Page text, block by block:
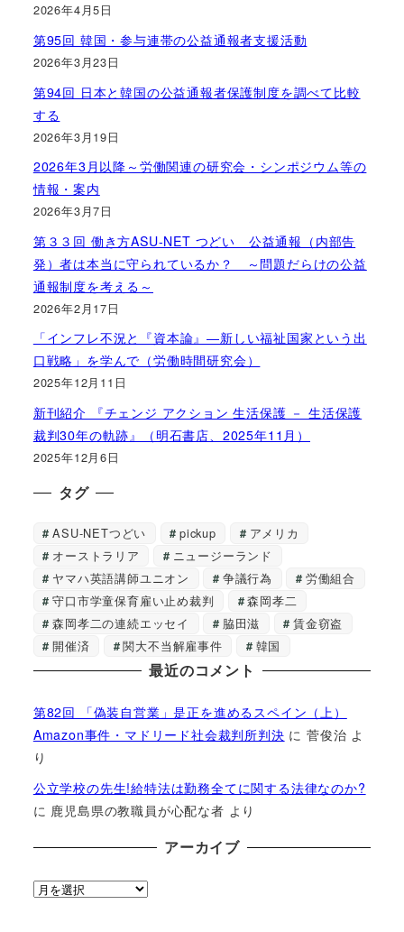
2026年4月5日
第95回 韓国・参与連帯の公益通報者支援活動
2026年3月23日
第94回 日本と韓国の公益通報者保護制度を調べて比較
する
2026年3月19日
2026年3月以降～労働関連の研究会・シンポジウム等の
情報・案内
2026年3月7日
第３３回 働き方ASU-NET つどい 公益通報（内部告
発）者は本当に守られているか？ ～問題だらけの公益
通報制度を考える～
2026年2月17日
「インフレ不況と『資本論』―新しい福祉国家という出
口戦略」を学んで（労働時間研究会）
2025年12月11日
新刊紹介 『チェンジ アクション 生活保護 － 生活保護
裁判30年の軌跡』（明石書店、2025年11月）
2025年12月6日
タグ
ASU-NETつどい pickup
アメリカ
オーストラリア
ニュージーランド
ヤマハ英語講師ユニオン
争議行為
労働組合
守口市学童保育雇い止め裁判
森岡孝二
森岡孝二の連続エッセイ
脇田滋
賃金窃盗
開催済
関大不当解雇事件 韓国
最近のコメント
第82回 「偽装自営業」是正を進めるスペイン（上）
Amazon事件・マドリード社会裁判所判決 に菅俊治 よ
り
公立学校の先生!給特法は勤務全てに関する法律なのか?
に 鹿児島県の教職員が心配な者 より
アーカイブ
ア